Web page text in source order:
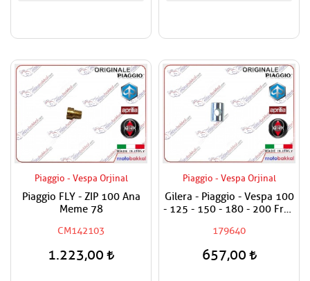
Piaggio - Vespa Orjinal
Piaggio FLY - ZIP 100 Ana
Meme 78
CM142103
1.223,00
Piaggio - Vespa Orjinal
Gilera - Piaggio - Vespa 100
- 125 - 150 - 180 - 200 Fren
179640
657,00